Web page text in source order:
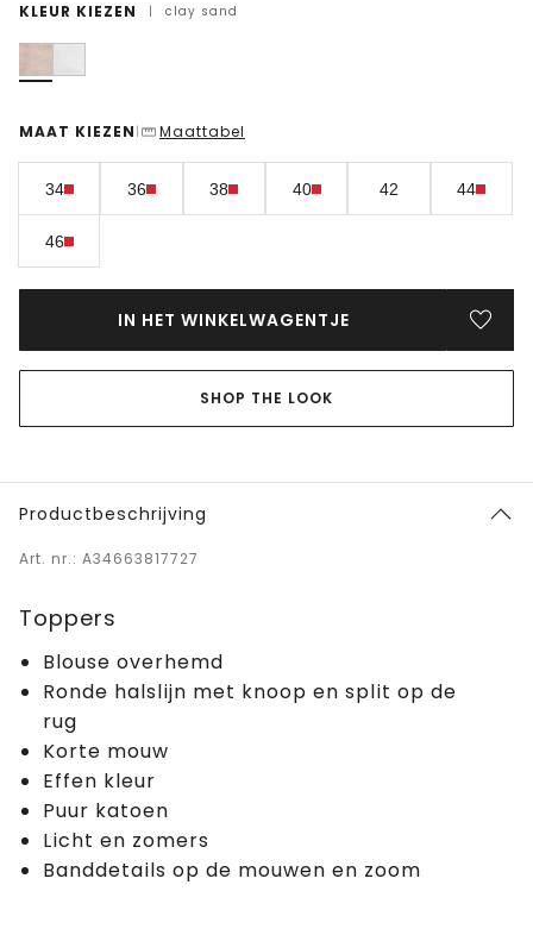
KLEUR KIEZEN | clay sand
MAAT KIEZEN | Maattabel
34 36 38 40 42 44
46
IN HET WINKELWAGENTJE
SHOP THE LOOK
Productbeschrijving
Art. nr.: A34663817727
Toppers
Blouse overhemd
Ronde halslijn met knoop en split op de
rug
Korte mouw
Effen kleur
Puur katoen
Licht en zomers
Banddetails op de mouwen en zoom